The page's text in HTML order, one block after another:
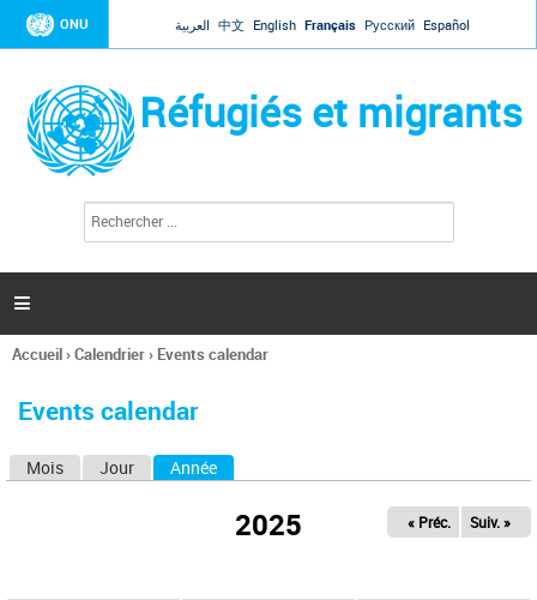
Jump to navigation
ONU العربية 中文 English Français Русский Español
Réfugiés et migrants
l
c
h
e

Vous
ici
Accueil›Calendrier› Events calendar
Events calendar
Mois Jour Année
2025 « Préc. Suiv. »